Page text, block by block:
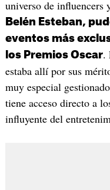
universo de influencers
Belén Esteban,
eventos más
los Premios Oscar.
estaba allí por sus
muy especial
tiene acceso directo a
influyente del